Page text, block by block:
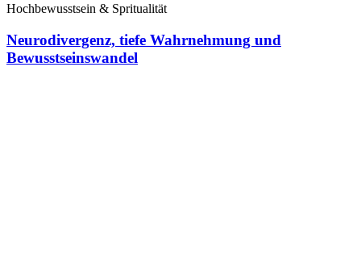
Hochbewusstsein & Spritualität
Neurodivergenz, tiefe Wahrnehmung und
Bewusstseinswandel